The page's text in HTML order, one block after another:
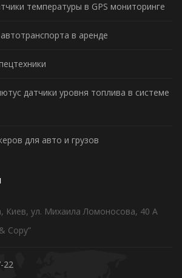
температуры в GPS мониторинге
в аренде
датчики уровня топлива в системе
для авто и грузов
Киев, ул. Михаила Ломоносова, 40 А
Copy”
22